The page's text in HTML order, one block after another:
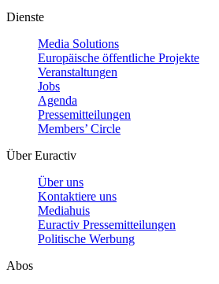
Dienste
Media Solutions
Europäische öffentliche Projekte
Veranstaltungen
Jobs
Agenda
Pressemitteilungen
Members’ Circle
Über Euractiv
Über uns
Kontaktiere uns
Mediahuis
Euractiv Pressemitteilungen
Politische Werbung
Abos